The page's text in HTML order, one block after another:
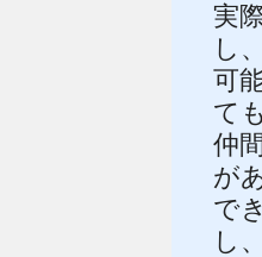
実
し
可
て
仲
が
で
し